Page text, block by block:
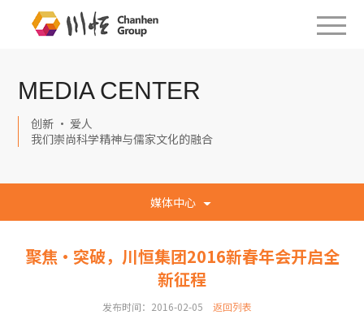
MEDIA CENTER
创新 · 爱人
我们崇尚科学精神与儒家文化的融合
媒体中心
聚焦·突破，川恒集团2016新春年会开启全
新征程
发布时间：2016-02-05 返回列表